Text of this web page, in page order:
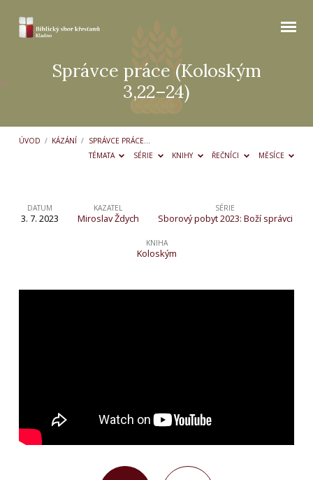
Správce práce (Koloským
3,22–24)
ÚVOD / KÁZÁNÍ / SPRÁVCE PRÁCE…
TÉMATA
SÉRIE KNIHY ŘEČNÍCI MĚSÍCE
Správce
3,22–
DATUM
3. 7. 2023
KAZATEL
Miroslav Ždych
SÉRIE
Sborový pobyt 2023: Boží správci
KNIHA
Koloským